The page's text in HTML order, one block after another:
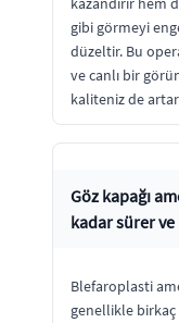
gibi görmeyi
düzeltir. Bu
ve canlı bir
kaliteniz de
Göz kapağı
kadar sürer
Blefaroplasti
genellikle birkaç